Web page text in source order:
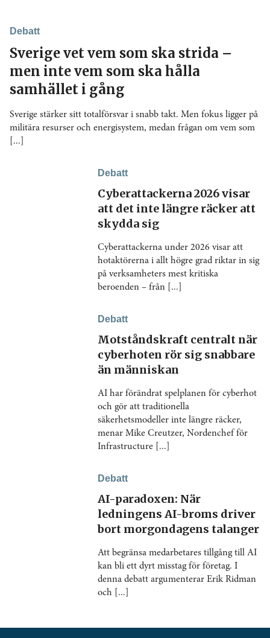
Debatt
Sverige vet vem som ska strida –
men inte vem som ska hålla
samhället i gång
Sverige stärker sitt totalförsvar i snabb takt. Men fokus ligger på
militära resurser och energisystem, medan frågan om vem som
[...]
Debatt
Cyberattackerna 2026 visar
att det inte längre räcker att
skydda sig
Cyberattackerna under 2026 visar att
hotaktörerna i allt högre grad riktar in sig
på verksamheters mest kritiska
beroenden – från [...]
Debatt
Motståndskraft centralt när
cyberhoten rör sig snabbare
än människan
AI har förändrat spelplanen för cyberhot
och gör att traditionella
säkerhetsmodeller inte längre räcker,
menar Mike Creutzer, Nordenchef för
Infrastructure [...]
Debatt
AI-paradoxen: När
ledningens AI-broms driver
bort morgondagens talanger
Att begränsa medarbetares tillgång till AI
kan bli ett dyrt misstag för företag. I
denna debatt argumenterar Erik Ridman
och [...]